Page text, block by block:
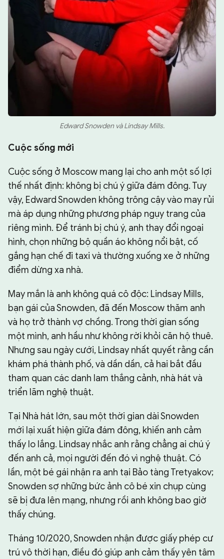
Edward Snowden và Lindsay Mills.
Cuộc sống mới
Cuộc sống ở Moscow mang lại cho anh một số lợi
thế nhất định: không bị chú ý giữa đám đông. Tuy
vậy, Edward Snowden không trông cậy vào may rủi
mà áp dụng những phương pháp ngụy trang của
riêng mình. Để tránh bị chú ý, anh thay đổi ngoại
hình, chọn những bộ quần áo không nổi bật, cố
gắng hạn chế đi taxi và thường xuống xe ở những
điểm dừng xa nhà.
May mắn là anh không quá cô độc: Lindsay Mills,
bạn gái của Snowden, đã đến Moscow thăm anh
và họ trở thành vợ chồng. Trong thời gian sống
một mình, anh hầu như không rời khỏi căn hộ thuê.
Nhưng sau ngày cưới, Lindsay nhất quyết rằng cần
khám phá thành phố, và dần dần, cả hai bắt đầu
tham quan các danh lam thắng cảnh, nhà hát và
triển lãm nghệ thuật.
Tại Nhà hát lớn, sau một thời gian dài Snowden
mới lại xuất hiện giữa đám đông, khiến anh cảm
thấy lo lắng. Lindsay nhắc anh rằng chẳng ai chú ý
đến anh cả, mọi người đến đó vì nghệ thuật. Có
lần, một bé gái nhận ra anh tại Bảo tàng Tretyakov;
Snowden sợ những bức ảnh cô bé xin chụp cùng
sẽ bị đưa lên mạng, nhưng rồi anh không bao giờ
thấy chúng.
Tháng 10/2020, Snowden nhận được giấy phép cư
trú vô thời hạn, điều đó giúp anh cảm thấy yên tâm